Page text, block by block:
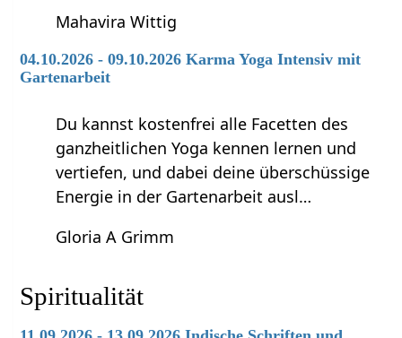
Mahavira Wittig
04.10.2026 - 09.10.2026 Karma Yoga Intensiv mit
Gartenarbeit
Du kannst kostenfrei alle Facetten des
ganzheitlichen Yoga kennen lernen und
vertiefen, und dabei deine überschüssige
Energie in der Gartenarbeit ausl…
Gloria A Grimm
Spiritualität